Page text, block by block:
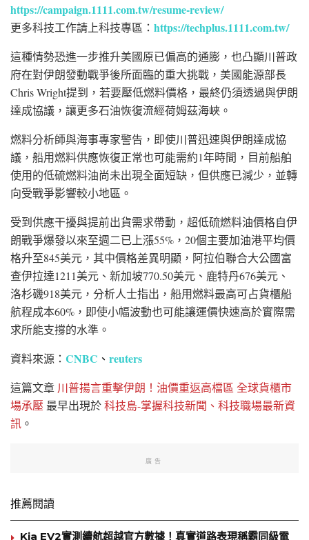
https://campaign.1111.com.tw/resume-review/
更多科技工作請上科技專區： https://techplus.1111.com.tw/
這種情勢恐進一步推升美國原已偏高的通膨，也凸顯川普政
府在對伊朗發動戰爭後所面臨的重大挑戰，美國能源部長
Chris Wright提到，若要壓低燃料價格，最終仍須透過與伊朗
達成協議，讓更多石油恢復流經荷姆茲海峽。
燃料分析師與海事專家警告，即使川普迅速與伊朗達成協
議，船用燃料供應恢復正常也可能需約1年時間，目前船舶
使用的低硫燃料油尚未出現全面短缺，但供應已減少，並轉
向受戰爭影響較小地區。
受到供應干擾與提前出貨需求帶動，超低硫燃料油價格自伊
朗戰爭爆發以來至週二已上漲55%，20個主要加油港平均價
格升至845美元，其中價格差異明顯，阿拉伯聯合大公國富
查伊拉達1211美元、新加坡770.50美元、鹿特丹676美元、
洛杉磯918美元，分析人士指出，船用燃料最高可占貨櫃船
航程成本60%，即使小幅波動也可能讓運價快速高於實際需
求所能支撐的水準。
資料來源： CNBC 、 reuters
這篇文章 川普揚言重擊伊朗！油價重返高檔區 全球貨櫃市
場承壓 最早出現於科技島-掌握科技新聞、科技職場最新資
訊 。
廣告
推薦閱讀
Kia EV2實測續航超越官方數據！真實道路表現稱霸同級電